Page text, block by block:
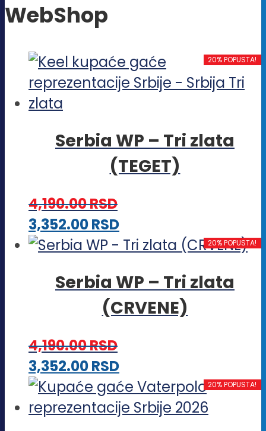
WebShop
20% POPUSTA!
Serbia WP – Tri zlata
(TEGET)
4,190.00RSD
3,352.00RSDOvaj
proizvod
više
varijanti.
biti
izabrane
na
20% POPUSTA!
Serbia WP – Tri zlata
(CRVENE)
4,190.00RSD
3,352.00RSDOvaj
proizvod
ima
20% POPUSTA!